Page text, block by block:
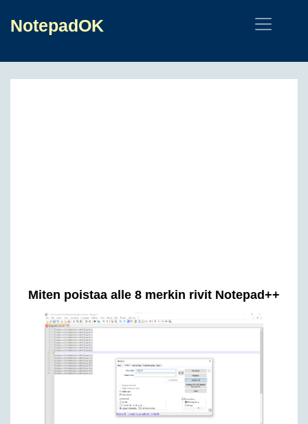
NotepadOK
Miten poistaa alle 8 merkin rivit Notepad++